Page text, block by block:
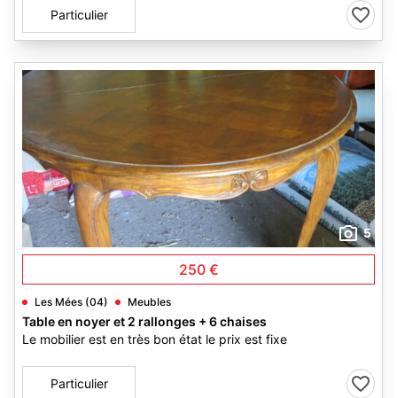
Particulier
5
250 €
Les Mées (04) Meubles
Table en noyer et 2 rallonges + 6 chaises
Le mobilier est en très bon état le prix est fixe
Particulier